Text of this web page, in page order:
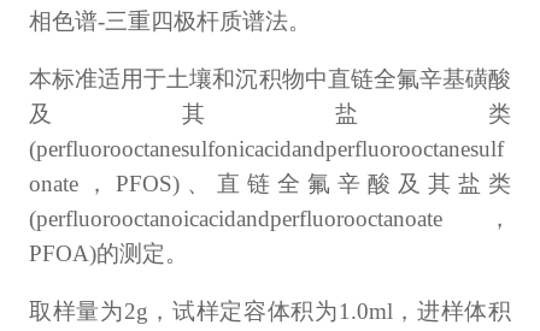
相色谱-三重四极杆质谱法。
本标准适用于土壤和沉积物中直链全氟辛基磺酸
及其盐类
(perfluorooctanesulfonicacidandperfluorooctanesulf
onate，PFOS)、直链全氟辛酸及其盐类
(perfluorooctanoicacidandperfluorooctanoate，
PFOA)的测定。
取样量为2g，试样定容体积为1.0ml，进样体积